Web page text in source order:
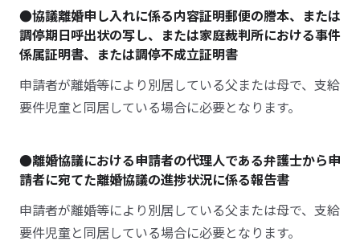
●協議離婚申し入れに係る内容証明郵便の謄本、または
調停期日呼出状の写し、または家庭裁判所における事件
係属証明書、または調停不成立証明書
申請者が離婚等により別居している父または母で、支給
要件児童と同居している場合に必要となります。
●離婚協議における申請者の代理人である弁護士から申
請者に宛てた離婚協議の進捗状況に係る報告書
申請者が離婚等により別居している父または母で、支給
要件児童と同居している場合に必要となります。